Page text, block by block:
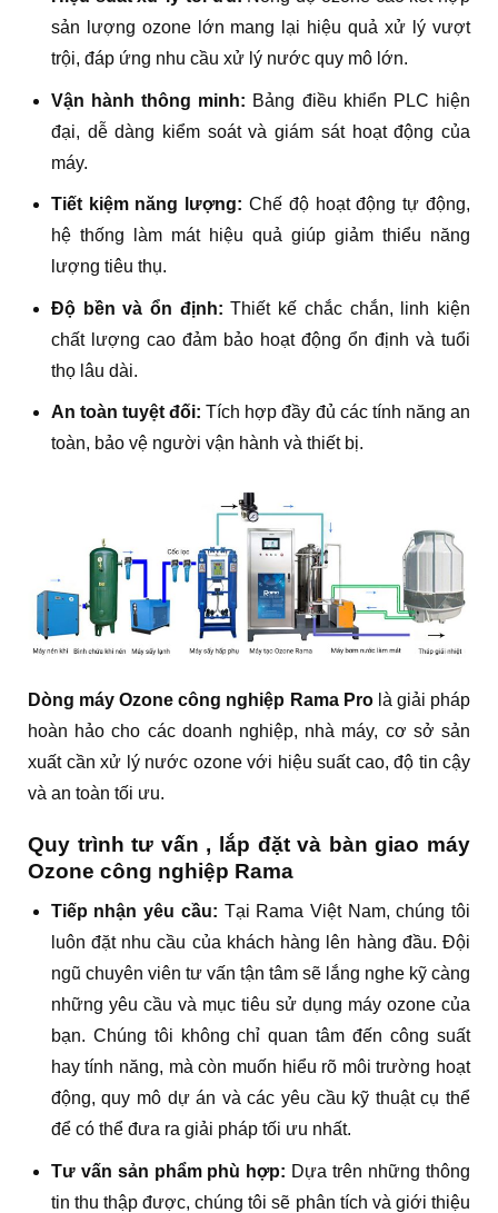
sản lượng ozone lớn mang lại hiệu quả xử lý vượt
trội, đáp ứng nhu cầu xử lý nước quy mô lớn.
Vận hành thông minh: Bảng điều khiển PLC hiện
đại, dễ dàng kiểm soát và giám sát hoạt động của
máy.
Tiết kiệm năng lượng: Chế độ hoạt động tự động,
hệ thống làm mát hiệu quả giúp giảm thiểu năng
lượng tiêu thụ.
Độ bền và ổn định: Thiết kế chắc chắn, linh kiện
chất lượng cao đảm bảo hoạt động ổn định và tuổi
thọ lâu dài.
An toàn tuyệt đối: Tích hợp đầy đủ các tính năng an
toàn, bảo vệ người vận hành và thiết bị.
Dòng máy Ozone công nghiệp Rama Prolà giải pháp
hoàn hảo cho các doanh nghiệp, nhà máy, cơ sở sản
xuất cần xử lý nước ozone với hiệu suất cao, độ tin cậy
và an toàn tối ưu.
Quy trình tư vấn , lắp đặt và bàn giao máy
Ozone công nghiệp Rama
Tiếp nhận yêu cầu: Tại Rama Việt Nam, chúng tôi
luôn đặt nhu cầu của khách hàng lên hàng đầu. Đội
ngũ chuyên viên tư vấn tận tâm sẽ lắng nghe kỹ càng
những yêu cầu và mục tiêu sử dụng máy ozone của
bạn. Chúng tôi không chỉ quan tâm đến công suất
hay tính năng, mà còn muốn hiểu rõ môi trường hoạt
động, quy mô dự án và các yêu cầu kỹ thuật cụ thể
để có thể đưa ra giải pháp tối ưu nhất.
Tư vấn sản phẩm phù hợp: Dựa trên những thông
tin thu thập được, chúng tôi sẽ phân tích và giới thiệu